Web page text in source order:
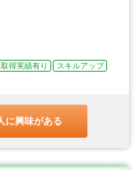
得実績有り
スキルアップ
に興味がある